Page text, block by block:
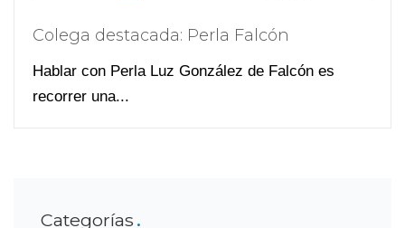
Colega destacada: Perla Falcón
Hablar con Perla Luz González de Falcón es
recorrer una...
Categorías